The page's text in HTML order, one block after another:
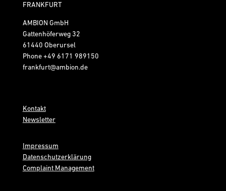
FRANKFURT
AMBION GmbH
Gattenhöferweg 32
61440 Oberursel
Phone+49 6171 989150
frankfurt@ambion.de
Kontakt
Newsletter
Impressum
Datenschutzerklärung
Complaint Management